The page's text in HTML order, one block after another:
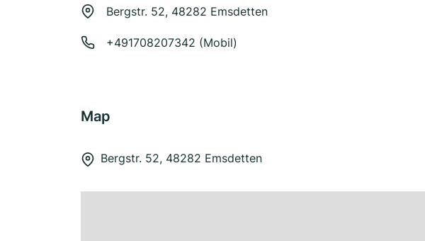
Bergstr. 52, 48282 Emsdetten
+491708207342 (Mobil)
Map
Bergstr. 52, 48282 Emsdetten